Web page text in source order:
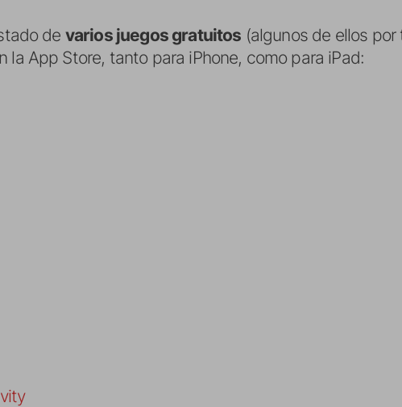
de varios juegos gratuitos (algunos de ellos
la App Store, tanto para iPhone, como para iPad: